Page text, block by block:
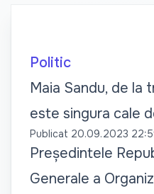
Politic
Maia Sandu, de la
este singura cale
Publicat 20.09.2023
Președintele
Generale a